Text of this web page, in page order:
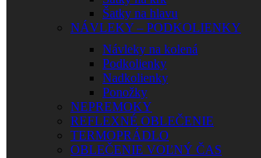
Šatky na hlavu
NÁVLEKY – PODKOLIENKY
Návleky na kolená
Podkolienky
Nadkolienky
Ponožky
NEPREMOKY
REFLEXNÉ OBLEČENIE
TERMOPRÁDLO
OBLEČENIE VOĽNÝ ČAS